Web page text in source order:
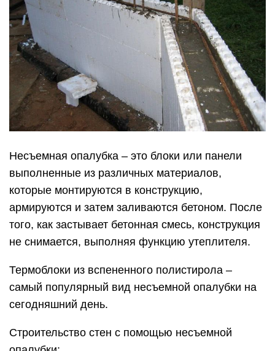
Несъемная опалубка – это блоки или панели
выполненные из различных материалов,
которые монтируются в конструкцию,
армируются и затем заливаются бетоном. После
того, как застывает бетонная смесь, конструкция
не снимается, выполняя функцию утеплителя.
Термоблоки из вспененного полистирола –
самый популярный вид несъемной опалубки на
сегодняшний день.
Строительство стен с помощью несъемной